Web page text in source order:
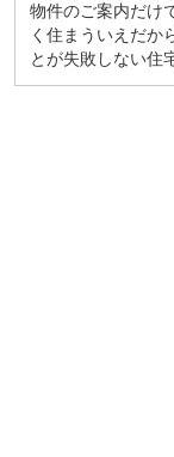
物件のご案内だけ
く住まういえだか
とが失敗しない住